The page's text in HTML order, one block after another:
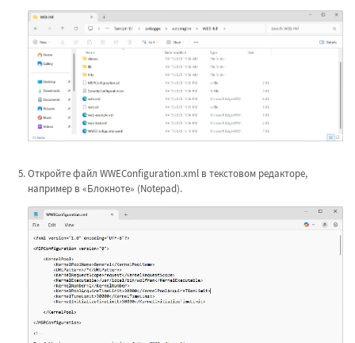
Откройте файл WWEConfiguration.xml в текстовом редакторе,
например в «Блокноте» (Notepad).